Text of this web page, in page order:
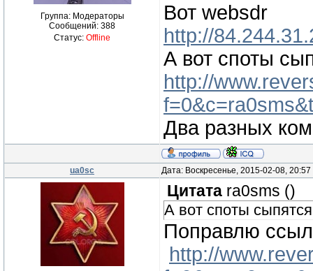
Группа: Модераторы
Сообщений: 388
Статус: Offline
Вот websdr
http://
А вот споты
http://
Два разных
ua0sc Дата: Воскресенье, 2015-02-08,
Цитата ra0sms ()
А вот споты сыпятся
Поправлю
http://